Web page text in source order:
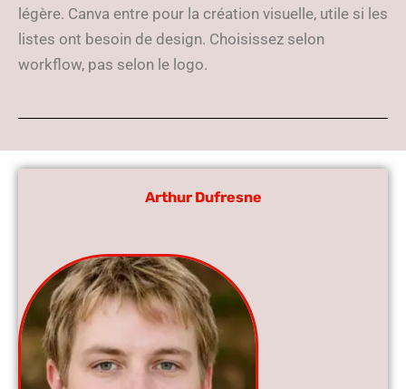
légère. Canva entre pour la création visuelle, utile si les
listes ont besoin de design. Choisissez selon
workflow, pas selon le logo.
Arthur Dufresne